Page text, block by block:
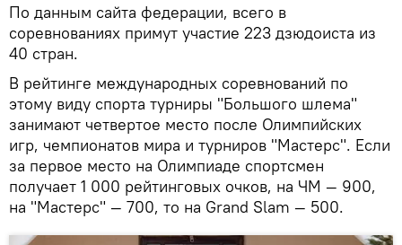
По данным сайта федерации, всего в
соревнованиях примут участие 223 дзюдоиста из
40 стран.
В рейтинге международных соревнований по
этому виду спорта турниры "Большого шлема"
занимают четвертое место после Олимпийских
игр, чемпионатов мира и турниров "Мастерс". Если
за первое место на Олимпиаде спортсмен
получает 1 000 рейтинговых очков, на ЧМ — 900,
на "Мастерс" — 700, то на Grand Slam — 500.